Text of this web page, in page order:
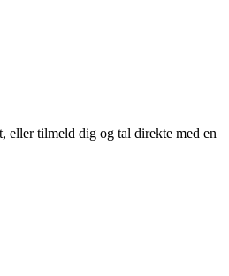
eller tilmeld dig og tal direkte med en